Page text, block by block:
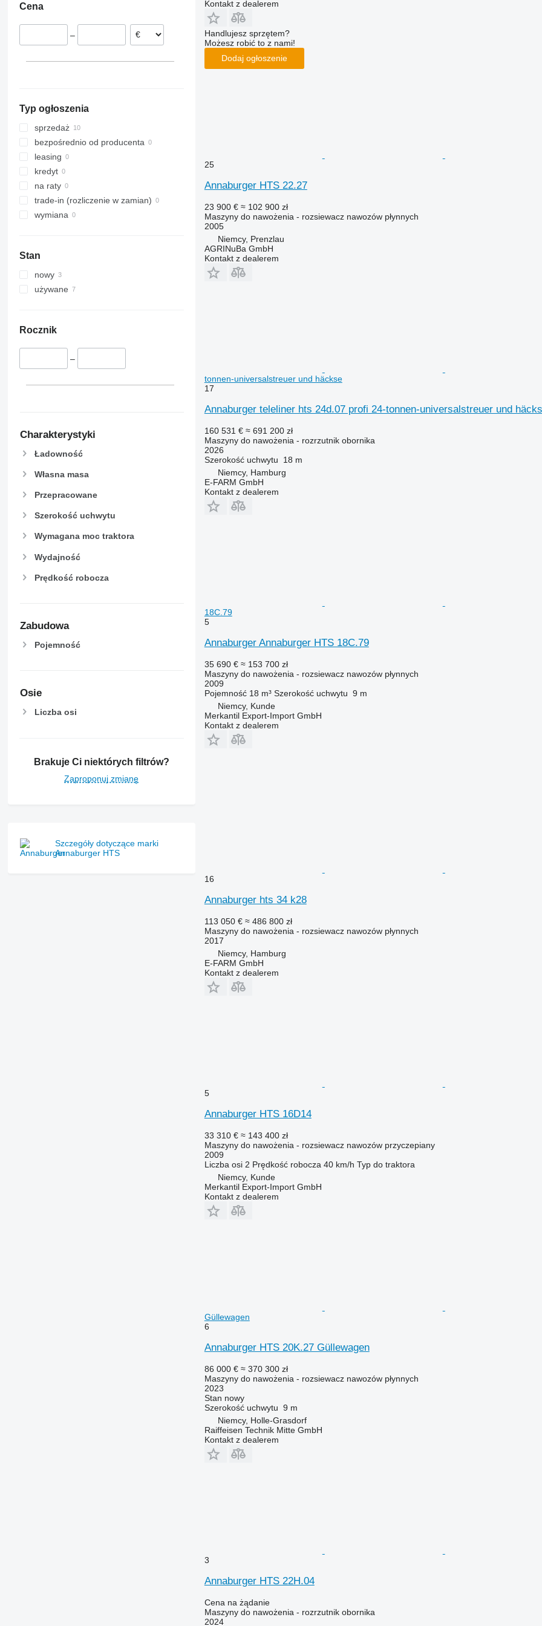
Cena
–
Typ ogłoszenia
sprzedaż
bezpośrednio od producenta
leasing
kredyt
na raty
trade-in (rozliczenie w zamian)
wymiana
Stan
nowy
używane
Rocznik
–
Charakterystyki
Ładowność
Własna masa
Przepracowane
Szerokość uchwytu
Wymagana moc traktora
Wydajność
Prędkość robocza
Zabudowa
Pojemność
Osie
Liczba osi
Brakuje Ci niektórych filtrów?
Zaproponuj zmianę
Szczegóły dotyczące marki
Annaburger HTS
Kontakt z dealerem
Handlujesz sprzętem?
Możesz robić to z nami!
Dodaj ogłoszenie
25
Annaburger HTS 22.27
23 900 € ≈ 102 900 zł
Maszyny do nawożenia - rozsiewacz nawozów płynnych
2005
Niemcy, Prenzlau
AGRINuBa GmbH
Kontakt z dealerem
tonnen-universalstreuer und häckse
17
Annaburger teleliner hts 24d.07 profi 24-tonnen-universalstreuer und
160 531 € ≈ 691 200 zł
Maszyny do nawożenia - rozrzutnik obornika
2026
Szerokość uchwytu
18 m
Niemcy, Hamburg
E-FARM GmbH
Kontakt z dealerem
18C.79
5
Annaburger Annaburger HTS 18C.79
35 690 € ≈ 153 700 zł
Maszyny do nawożenia - rozsiewacz nawozów płynnych
2009
Pojemność 18 m³ Szerokość uchwytu 9 m
Niemcy, Kunde
Merkantil Export-Import GmbH
Kontakt z dealerem
16
Annaburger hts 34 k28
113 050 € ≈ 486 800 zł
Maszyny do nawożenia - rozsiewacz nawozów płynnych
2017
Niemcy, Hamburg
E-FARM GmbH
Kontakt z dealerem
5
Annaburger HTS 16D14
33 310 € ≈ 143 400 zł
Maszyny do nawożenia - rozsiewacz nawozów przyczepiany
2009
Liczba osi 2 Prędkość robocza 40 km/h Typ do traktora
Niemcy, Kunde
Merkantil Export-Import GmbH
Kontakt z dealerem
Güllewagen
6
Annaburger HTS 20K.27 Güllewagen
86 000 € ≈ 370 300 zł
Maszyny do nawożenia - rozsiewacz nawozów płynnych
2023
Stan nowy
Szerokość uchwytu 9 m
Niemcy, Holle-Grasdorf
Raiffeisen Technik Mitte GmbH
Kontakt z dealerem
3
Annaburger HTS 22H.04
Cena na żądanie
Maszyny do nawożenia - rozrzutnik obornika
2024